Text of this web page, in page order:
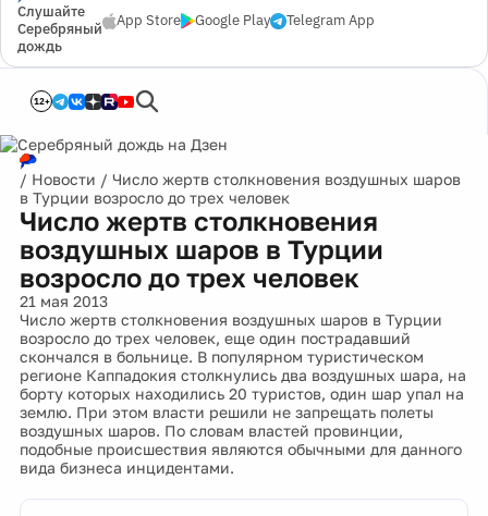
Слушайте
Серебряный
дождь
App Store Google Play Telegram App
12+
/ Новости / Число жертв столкновения воздушных шаров
в Турции возросло до трех человек
Число жертв столкновения
воздушных шаров в Турции
возросло до трех человек
21 мая 2013
Число жертв столкновения воздушных шаров в Турции
возросло до трех человек, еще один пострадавший
скончался в больнице. В популярном туристическом
регионе Каппадокия столкнулись два воздушных шара, на
борту которых находились 20 туристов, один шар упал на
землю. При этом власти решили не запрещать полеты
воздушных шаров. По словам властей провинции,
подобные происшествия являются обычными для данного
вида бизнеса инцидентами.